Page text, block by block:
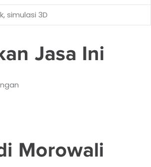
simulasi 3D
Jasa Ini
Morowali